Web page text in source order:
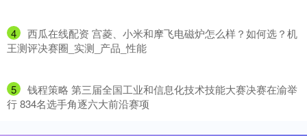
4
​西瓜在线配资 宫菱、小米和摩飞电磁炉怎么样？如何选？机
王测评决赛圈_实测_产品_性能
5
​钱程策略 第三届全国工业和信息化技术技能大赛决赛在渝举
行 834名选手角逐六大前沿赛项